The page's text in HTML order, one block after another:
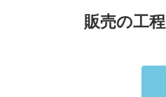
販売の工程